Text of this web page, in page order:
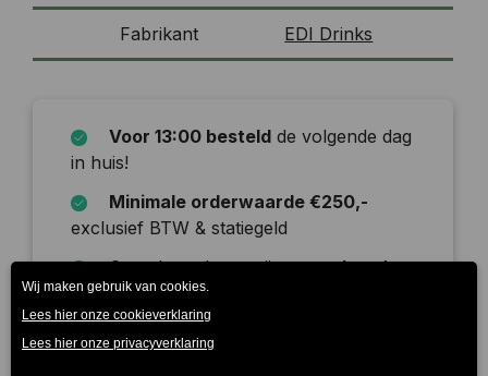
Fabrikant EDI Drinks
Voor 13:00 besteld de volgende dag
in huis!
Minimale orderwaarde €250,-
exclusief BTW & statiegeld
Onze leverdagen zijnmaandag t/m
zaterdag